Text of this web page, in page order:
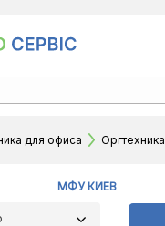
для офиса Оргтехника
МФУ КИЕВ